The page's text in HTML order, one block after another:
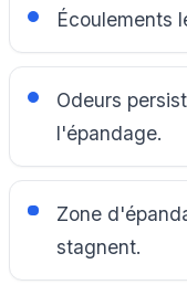
Écoulements
Odeurs
l'épandage.
Zone
stagnent.